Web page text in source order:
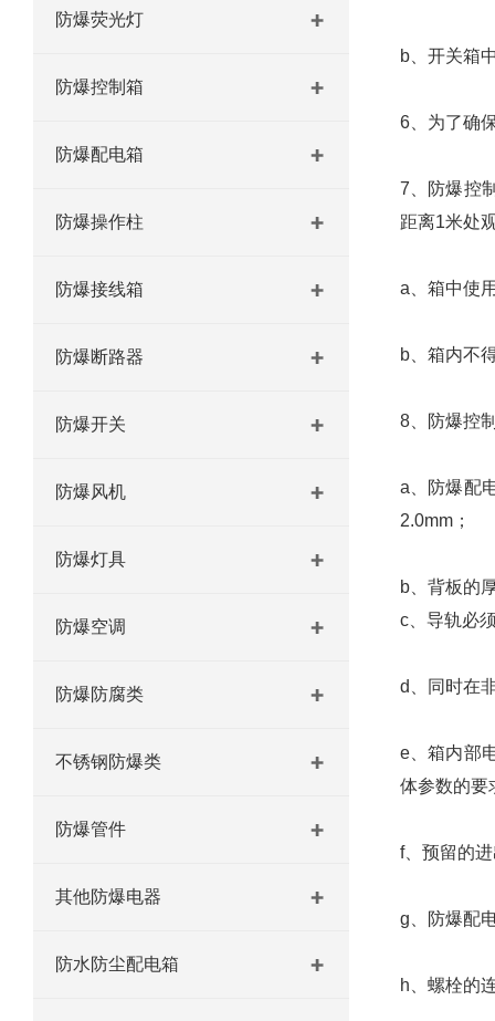
防爆荧光灯
防爆控制箱
防爆配电箱
防爆操作柱
防爆接线箱
防爆断路器
防爆开关
防爆风机
防爆灯具
防爆空调
防爆防腐类
不锈钢防爆类
防爆管件
其他防爆电器
防水防尘配电箱
b、开关箱
6、为了确
7、防爆控
距离1米处
a、箱中使
b、箱内不
8、防爆控
a、防爆配
2.0mm；
b、背板的
c、导轨必
d、同时在
e、箱内部
体参数的要
f、预留的
g、防爆配
h、螺栓的